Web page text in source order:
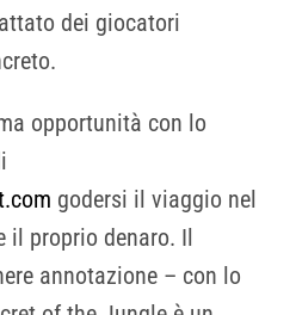
dei giocatori
opportunità con lo
godersi il viaggio nel
il proprio denaro. Il
annotazione – con lo